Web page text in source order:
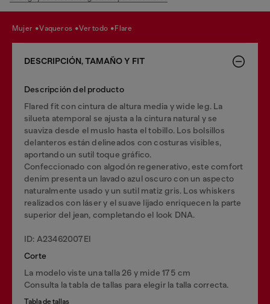
mujer vaqueros ver todo flare
DESCRIPCIÓN, TAMAÑO Y FIT
Descripción del producto
Flared fit con cintura de altura media y wide leg. La
silueta atemporal se ajusta a la cintura natural y se
suaviza desde el muslo hasta el tobillo. Los bolsillos
delanteros están delineados con costuras visibles,
aportando un sutil toque gráfico.
Confeccionado con algodón regenerativo, este comfort
denim presenta un lavado azul oscuro con un aspecto
naturalmente usado y un sutil matiz gris. Los whiskers
realizados con láser y el suave lijado enriquecen la parte
superior del jean, completando el look DNA.
ID: A23462007EI
Corte
La modelo viste una talla 26 y mide 175 cm
Consulta la tabla de tallas para elegir la talla correcta.
Tabla de tallas